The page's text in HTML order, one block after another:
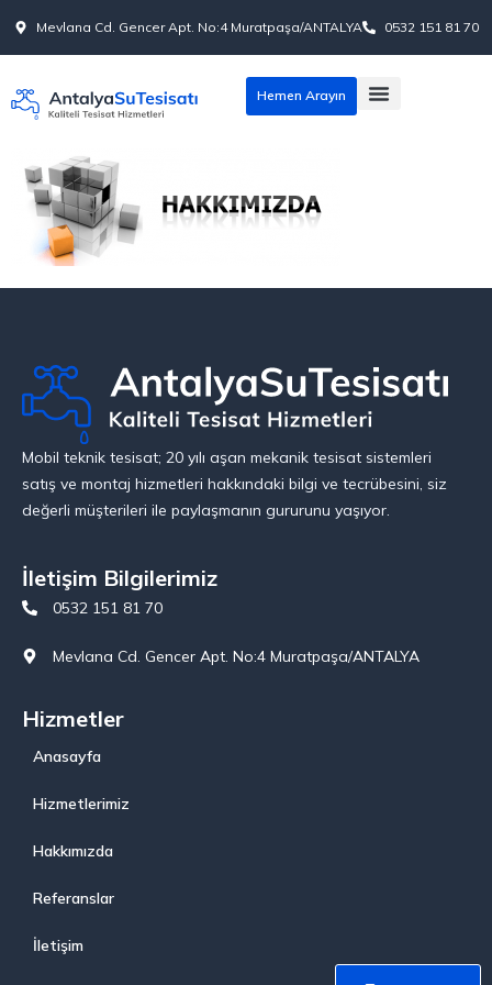
Mevlana Cd. Gencer Apt. No:4 Muratpaşa/ANTALYA 0532 151 81 70
Hemen Arayın
Mobil teknik tesisat; 20 yılı aşan mekanik tesisat sistemleri
satış ve montaj hizmetleri hakkındaki bilgi ve tecrübesini, siz
değerli müşterileri ile paylaşmanın gururunu yaşıyor.
Hizmetler
Anasayfa
Hizmetlerimiz
Hakkımızda
Referanslar
İletişim
İletişim Bilgilerimiz
0532 151 81 70
Mevlana Cd. Gencer Apt. No:4 Muratpaşa/ANTALYA